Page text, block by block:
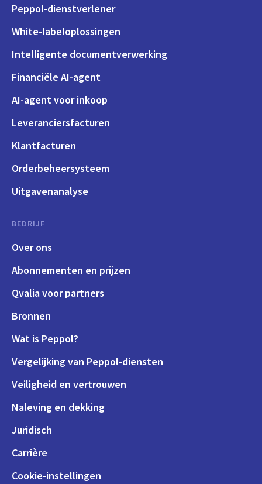
Peppol-dienstverlener
White-labeloplossingen
Intelligente documentverwerking
Financiële AI-agent
AI-agent voor inkoop
Leveranciersfacturen
Klantfacturen
Orderbeheersysteem
Uitgavenanalyse
BEDRIJF
Over ons
Abonnementen en prijzen
Qvalia voor partners
Bronnen
Wat is Peppol?
Vergelijking van Peppol-diensten
Veiligheid en vertrouwen
Naleving en dekking
Juridisch
Carrière
Cookie-instellingen